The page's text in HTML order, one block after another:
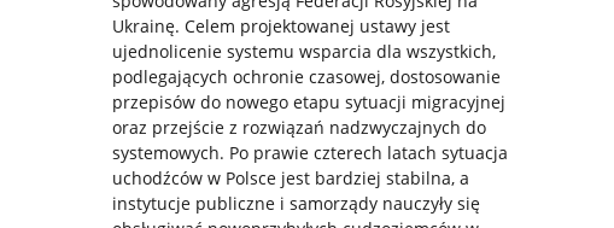
Ukrainę. Celem projektowanej ustawy jest
ujednolicenie systemu wsparcia dla wszystkich,
podlegających ochronie czasowej, dostosowanie
przepisów do nowego etapu sytuacji migracyjnej
oraz przejście z rozwiązań nadzwyczajnych do
systemowych. Po prawie czterech latach sytuacja
uchodźców w Polsce jest bardziej stabilna, a
instytucje publiczne i samorządy nauczyły się